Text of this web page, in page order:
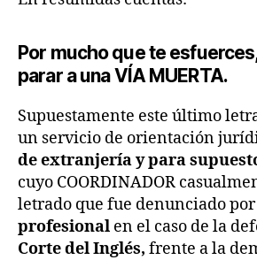
Por mucho que te
parar a una VÍA MUERTA.
Supuestamente este último
un servicio de orientación
de extranjeríay para
cuyo COORDINADOR
letrado que fue denunciado por
profesional en el caso de la
Corte del Inglés, frente a la